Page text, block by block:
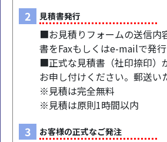
2 見積書発行
■お見積りフォームの送信内
書をFaxもしくはe-mailで発行
■正式な見積書（社印捺印）
お申し付けください。郵送い
※見積は完全無料
※見積は原則1時間以内
3 お客様の正式なご発注